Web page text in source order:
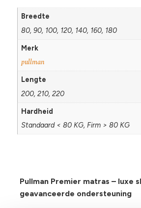
Pullman Premier matras – luxe
geavanceerde ondersteuning
Breedte
80, 90, 100, 120, 140, 160, 180
Merk
pullman
Lengte
200, 210, 220
Hardheid
Standaard < 80 KG, Firm > 80 KG